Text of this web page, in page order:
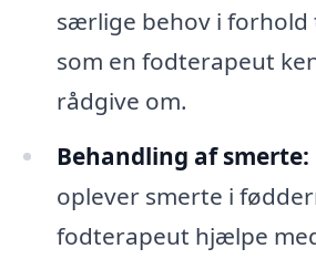
særlige behov i forhold
som en fodterapeut
rådgive om.
Behandling af smerte:
oplever smerte i
fodterapeut hjælpe